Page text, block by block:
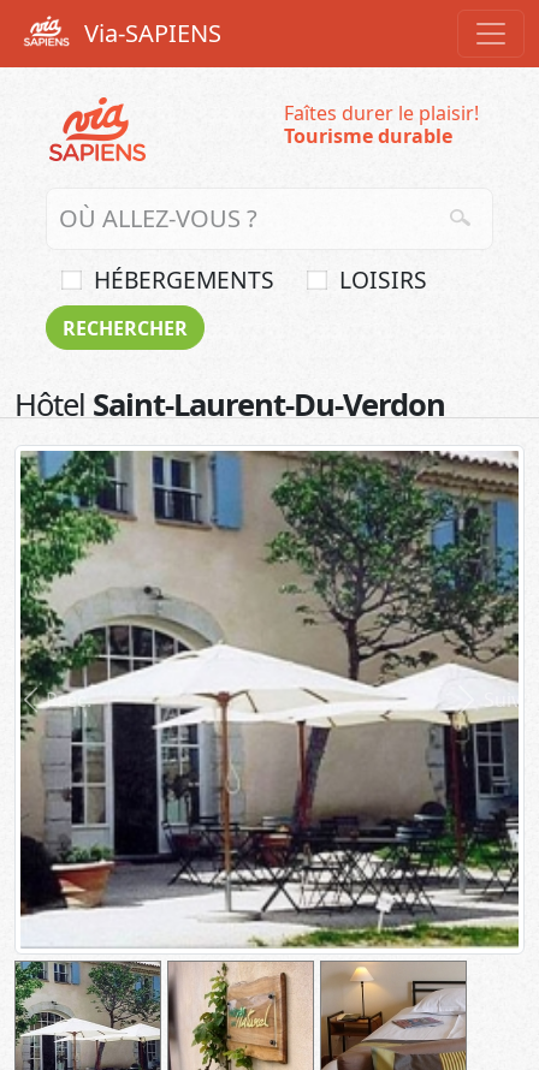
Via-SAPIENS
Faîtes durer le plaisir!
Tourisme durable
HÉBERGEMENTS LOISIRS
Hôtel Saint-Laurent-Du-Verdon
Préc. Suiv.